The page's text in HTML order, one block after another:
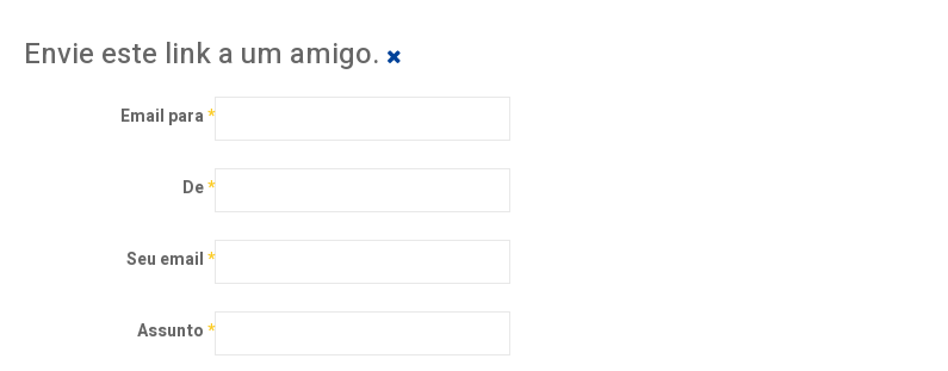
Envie este link a um amigo.
Email para*
De*
Seu email*
Assunto*